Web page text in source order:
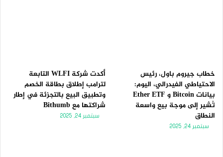
خطاب جيروم باول، رئيس
الاحتياطي الفيدرالي، اليوم:
بيانات Bitcoin و Ether ETF
تُشير إلى موجة بيع واسعة
النطاق
سبتمبر 24, 2025
أكدت شركة WLFI التابعة
لترامب إطلاق بطاقة الخصم
وتطبيق البيع بالتجزئة في إطار
شراكتها مع Bithumb
سبتمبر 24, 2025